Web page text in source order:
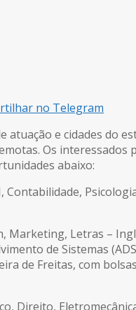
no Telegram
atuação e cidades do
Os interessados
abaixo:
Marketing, Letras –
de Sistemas
de Freitas, com bolsas
Direito,